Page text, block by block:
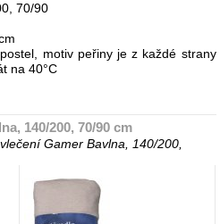
70/90
motiv peřiny je z každé strany
na 40°C
140/200, 70/90 cm
Gamer Bavlna, 140/200,